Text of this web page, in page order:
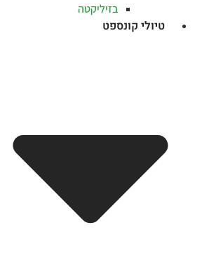
בזיליקטה
טיולי קונספט